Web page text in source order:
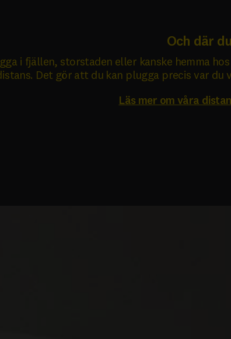
Och där
i fjällen, storstaden eller kanske hemma
Det gör att du kan plugga precis var du
Läs mer om våra